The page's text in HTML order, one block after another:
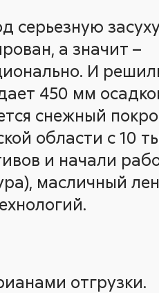
серьезную
а значит –
И
450 мм
снежный
области с 10
и начали
масличный
отгрузки.